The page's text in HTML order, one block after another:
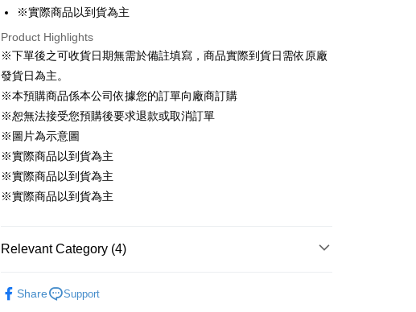
預購訂單-宅配專用(🔺不同預購月份建議分開結帳，避免整筆訂單
等超久)
NT$100/order | Free shipping on orders of NT$1,300 or more
預購訂單-離島宅配專用-(澎湖/金門/馬祖)(🔺不同預購月份建議分開
結帳，避免整筆訂單等超久)
NT$220/order
※實際商品以到貨為主
Product Highlights
※下單後之可收貨日期無需於備註填寫，商品實際到貨日需依原廠
發貨日為主。
※本預購商品係本公司依據您的訂單向廠商訂購
※恕無法接受您預購後要求退款或取消訂單
※圖片為示意圖
※實際商品以到貨為主
※實際商品以到貨為主
※實際商品以到貨為主
Relevant Category (4)
戲混飯吃
■🇯🇵日貨專區✈
Share Support